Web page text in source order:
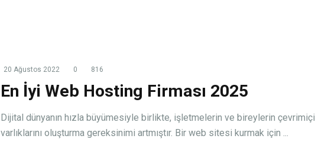
20 Ağustos 2022 0 816
En İyi Web Hosting Firması 2025
Dijital dünyanın hızla büyümesiyle birlikte, işletmelerin ve bireylerin çevrimiçi
varlıklarını oluşturma gereksinimi artmıştır. Bir web sitesi kurmak için ...